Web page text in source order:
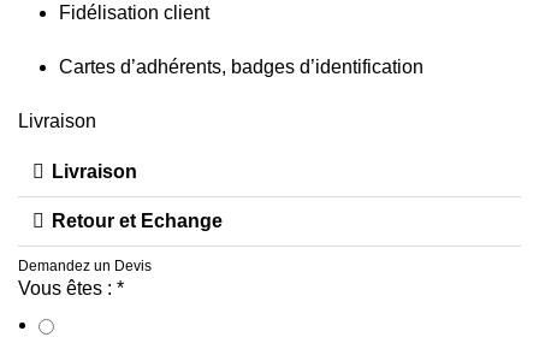
Fidélisation client
Cartes d’adhérents, badges d’identification
Livraison
Livraison
Retour et Echange
Demandez un Devis
Vous êtes : *